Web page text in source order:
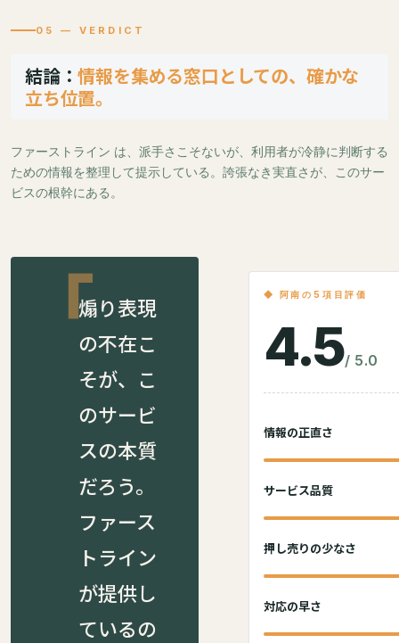
05 — VERDICT
結論：情報を集める窓口としての、確かな
立ち位置。
ファーストライン は、派手さこそないが、利用者が冷静に判断する
ための情報を整理して提示している。誇張なき実直さが、このサー
ビスの根幹にある。
煽り表現
の不在こ
そが、こ
のサービ
スの本質
だろう。
ファース
トライン
が提供し
ているの
◆ 阿南の5項目評価
4.5/ 5.0
情報の正直さ
サービス品質
押し売りの少なさ
対応の早さ